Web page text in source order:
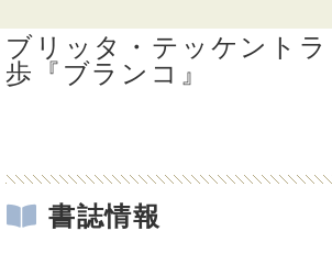
ブリッタ・テッケント
歩『ブランコ』
書誌情報